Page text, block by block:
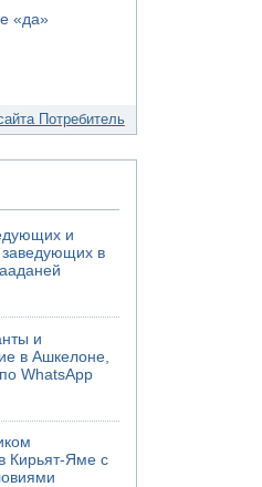
«да»
Потребитель
и
заведующих в
и
в Ашкелоне,
WhatsApp
Кирьят-Яме с